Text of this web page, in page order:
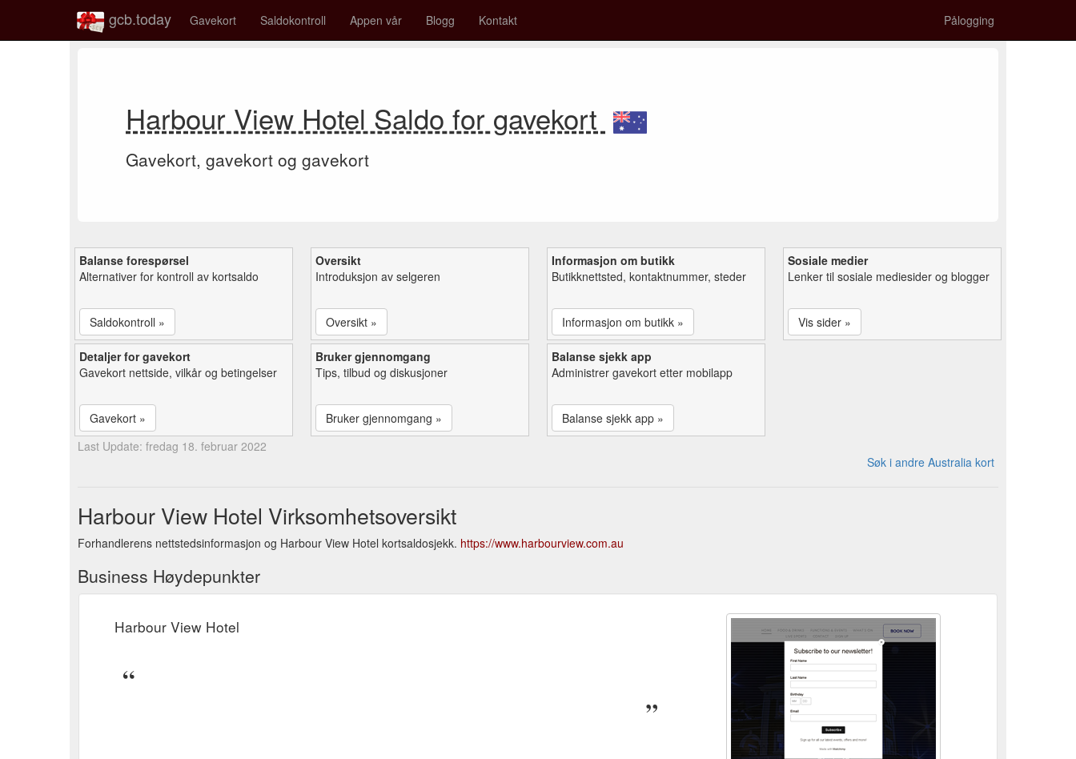
gcb.today Gavekort Saldokontroll Appen vår Blogg Kontakt Pålogging
Harbour View Hotel Saldo for gavekort
Gavekort, gavekort og gavekort
Balanse forespørsel
Alternativer for kontroll av kortsaldo
Saldokontroll »
Oversikt
Introduksjon av selgeren
Oversikt »
Informasjon om butikk
Butikknettsted, kontaktnummer, steder
Informasjon om butikk »
Sosiale medier
Lenker til sosiale mediesider og blogger
Vis sider »
Detaljer for gavekort
Gavekort nettside, vilkår og betingelser
Gavekort »
Bruker gjennomgang
Tips, tilbud og diskusjoner
Bruker gjennomgang »
Balanse sjekk app
Administrer gavekort etter mobilapp
Balanse sjekk app »
Last Update: fredag 18. februar 2022
Søk i andre Australia kort
Harbour View Hotel Virksomhetsoversikt
Forhandlerens nettstedsinformasjon og Harbour View Hotel kortsaldosjekk. https://www.harbourview.com.au
Business Høydepunkter
Harbour View Hotel